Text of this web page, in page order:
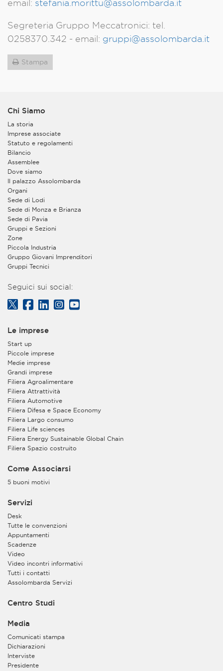
email: stefania.morittu@assolombarda.it
Segreteria Gruppo Meccatronici: tel.
0258370.342 - email: gruppi@assolombarda.it
Stampa
Chi Siamo
La storia
Imprese associate
Statuto e regolamenti
Bilancio
Assemblee
Dove siamo
Il palazzo Assolombarda
Organi
Sede di Lodi
Sede di Monza e Brianza
Sede di Pavia
Gruppi e Sezioni
Zone
Piccola Industria
Gruppo Giovani Imprenditori
Gruppi Tecnici
Seguici sui social:
Le imprese
Start up
Piccole imprese
Medie imprese
Grandi imprese
Filiera Agroalimentare
Filiera Attrattività
Filiera Automotive
Filiera Difesa e Space Economy
Filiera Largo consumo
Filiera Life sciences
Filiera Energy Sustainable Global Chain
Filiera Spazio costruito
Come Associarsi
5 buoni motivi
Servizi
Desk
Tutte le convenzioni
Appuntamenti
Scadenze
Video
Video incontri informativi
Tutti i contatti
Assolombarda Servizi
Centro Studi
Media
Comunicati stampa
Dichiarazioni
Interviste
Presidente